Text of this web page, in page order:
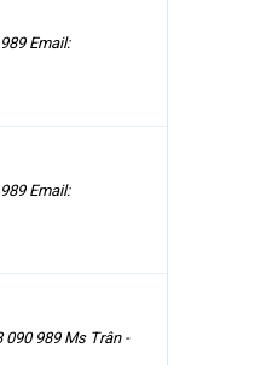
Email:
Email:
090 989 Ms Trân -